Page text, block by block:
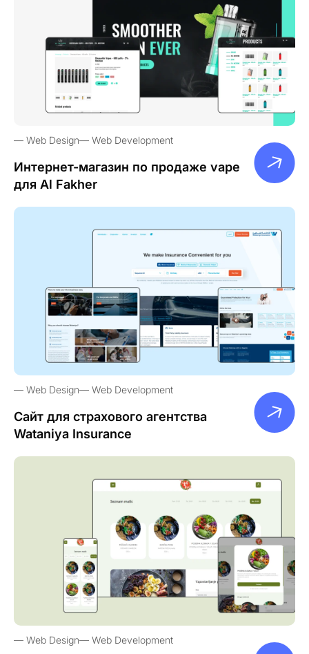
Web Design Web Development
Интернет-магазин по продаже vape
для Al Fakher
Web Design Web Development
Сайт для страхового агентства
Wataniya Insurance
Web Design Web Development